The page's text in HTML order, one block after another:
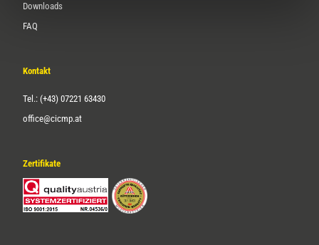
Downloads
FAQ
Kontakt
Tel.: (+43) 07221 63430
office@cicmp.at
Zertifikate